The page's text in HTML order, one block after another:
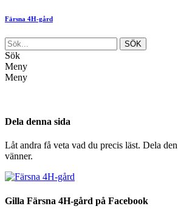
Färsna 4H-gård
Sök
Meny
Meny
Dela denna sida
Låt andra få veta vad du precis läst. Dela
vänner.
Gilla Färsna 4H-gård på Facebook